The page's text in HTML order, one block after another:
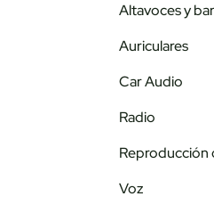
Altavoces y
Auriculares
Car Audio
Radio
Reproducción
Voz